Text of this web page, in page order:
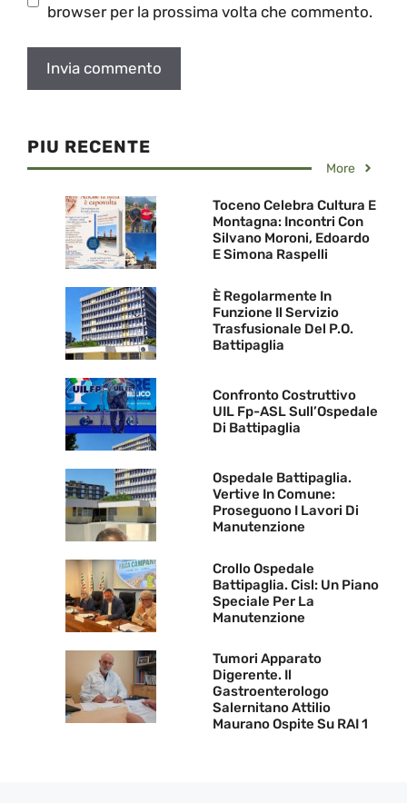
browser per la prossima volta che commento.
PIU RECENTE
More
Toceno Celebra Cultura E
Montagna: Incontri Con
Silvano Moroni, Edoardo
E Simona Raspelli
È Regolarmente In
Funzione Il Servizio
Trasfusionale Del P.O.
Battipaglia
Confronto Costruttivo
UIL Fp-ASL Sull’Ospedale
Di Battipaglia
Ospedale Battipaglia.
Vertive In Comune:
Proseguono I Lavori Di
Manutenzione
Crollo Ospedale
Battipaglia. Cisl: Un Piano
Speciale Per La
Manutenzione
Tumori Apparato
Digerente. Il
Gastroenterologo
Salernitano Attilio
Maurano Ospite Su RAI 1